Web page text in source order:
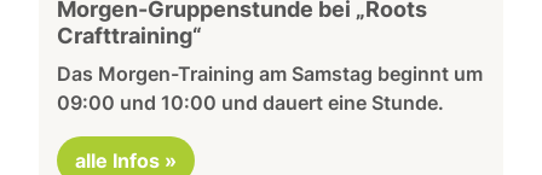
Morgen-Gruppenstunde bei „Roots
Crafttraining“
Das Morgen-Training am Samstag beginnt um
09:00 und 10:00 und dauert eine Stunde.
alle Infos »